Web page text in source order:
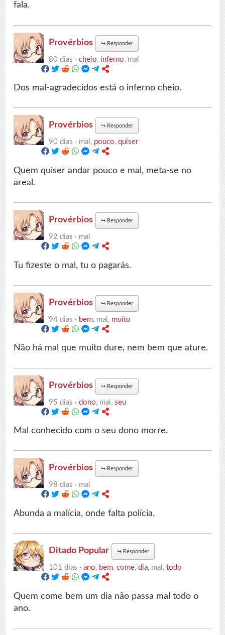
fala.
Provérbios ↪ Responder
80 dias ·cheio, inferno, mal
Dos mal-agradecidos está o inferno cheio.
Provérbios ↪ Responder
90 dias · mal, pouco,quiser
Quem quiser andar pouco e mal, meta-se no
areal.
Provérbios ↪ Responder
92 dias · mal
Tu fizeste o mal, tu o pagarás.
Provérbios ↪ Responder
94 dias · bem, mal, muito
Não há mal que muito dure, nem bem que ature.
Provérbios ↪ Responder
95 dias ·dono, mal,seu
Mal conhecido com o seu dono morre.
Provérbios ↪ Responder
98 dias · mal
Abunda a malícia, onde falta polícia.
Ditado Popular ↪ Responder
101 dias ·ano, bem,come,dia, mal,todo
Quem come bem um dia não passa mal todo o
ano.